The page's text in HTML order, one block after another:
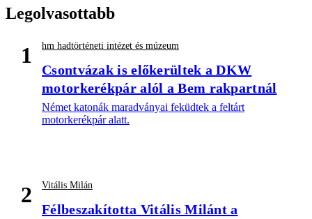
Legolvasottabb
1 hm hadtörténeti intézet és múzeum
Csontvázak is előkerültek a DKW
motorkerékpár alól a Bem rakpartnál
Német katonák maradványai feküdtek a feltárt
motorkerékpár alatt.
2 Vitális Milán
Félbeszakította Vitális Milánt a